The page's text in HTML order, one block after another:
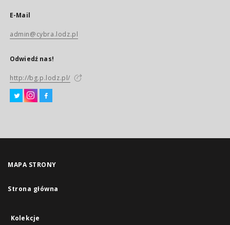
E-Mail
admin@cybra.lodz.pl
Odwiedź nas!
http://bg.p.lodz.pl/
MAPA STRONY
Strona główna
Kolekcje